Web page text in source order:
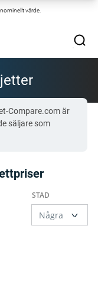
värde.
Compare.com är
säljare som